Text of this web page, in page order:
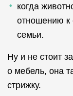
когда
отношению к
семьи.
Ну и не стоит
о мебель, она
стрижку.